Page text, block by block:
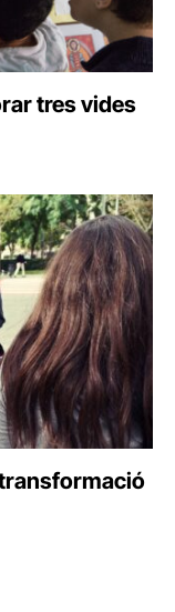
tres vides